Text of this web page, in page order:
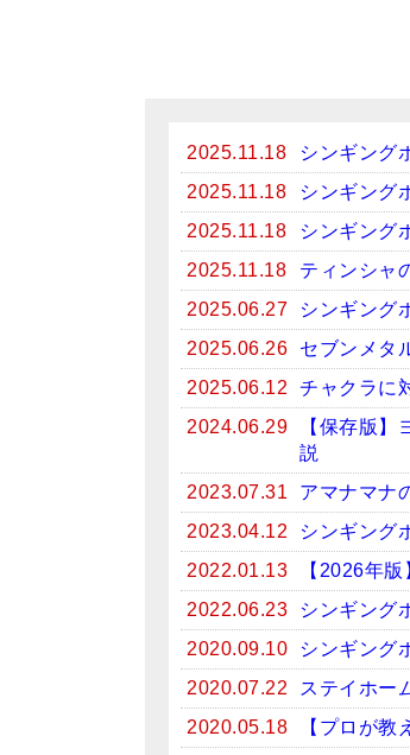
2025.11.18
シンギング
2025.11.18
シンギング
2025.11.18
シンギング
2025.11.18
ティンシャ
2025.06.27
シンギング
2025.06.26
セブンメタ
2025.06.12
チャクラに
2024.06.29
【保存版
説
2023.07.31
アマナマナ
2023.04.12
シンギング
2022.01.13
【2026年
2022.06.23
シンギング
2020.09.10
シンギング
2020.07.22
ステイホー
2020.05.18
【プロが